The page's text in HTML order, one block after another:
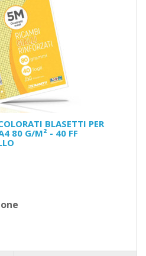
BLASETTI PER
80 G/M² - 40 FF